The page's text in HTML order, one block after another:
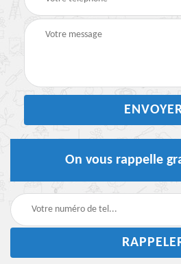
On vous rappelle